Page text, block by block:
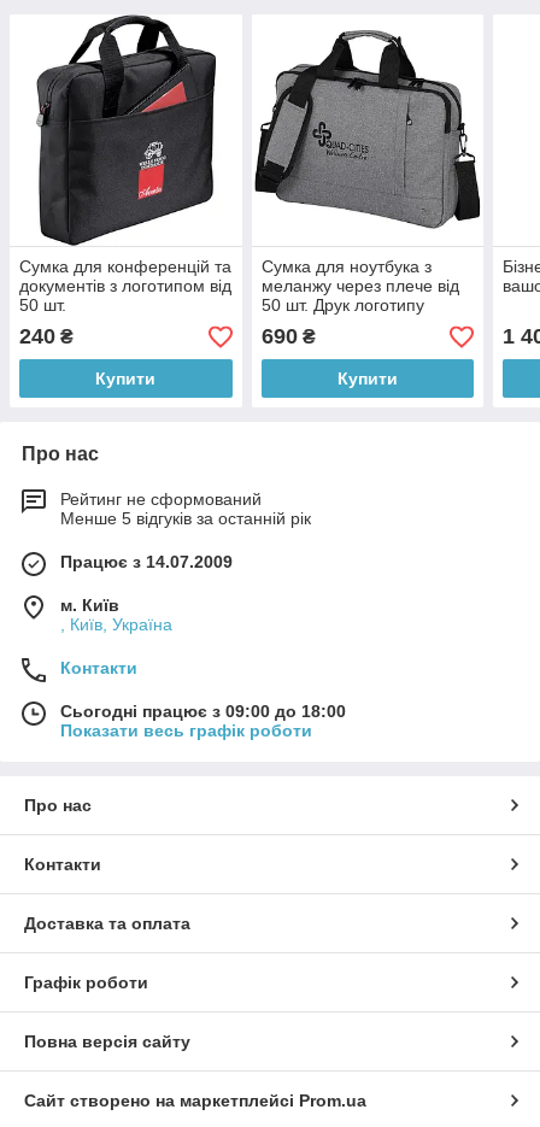
Сумка для конференцій та
документів з логотипом від
50 шт.
240 ₴
Купити
Сумка для ноутбука з
меланжу через плече від
50 шт. Друк логотипу
690₴
Купити
1
Про нас
Рейтинг не сформований
Менше 5 відгуків за останній рік
Працює з 14.07.2009
м. Київ
, Київ, Україна
Контакти
Сьогодні працює з 09:00 до 18:00
Показати весь графік роботи
Про нас
Контакти
Доставка та оплата
Графік роботи
Повна версія сайту
Сайт створено на маркетплейсі Prom.ua